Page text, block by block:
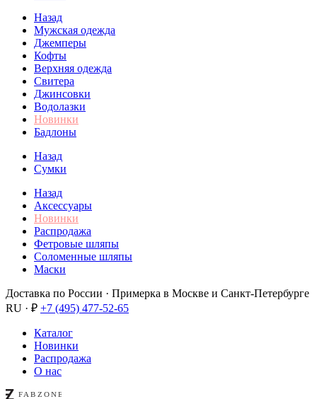
Назад
Мужская одежда
Джемперы
Кофты
Верхняя одежда
Свитера
Джинсовки
Водолазки
Новинки
Бадлоны
Назад
Сумки
Назад
Аксессуары
Новинки
Распродажа
Фетровые шляпы
Соломенные шляпы
Маски
Доставка по России · Примерка в Москве и Санкт-Петербурге
RU · ₽ +7 (495) 477-52-65
Каталог
Новинки
Распродажа
О нас